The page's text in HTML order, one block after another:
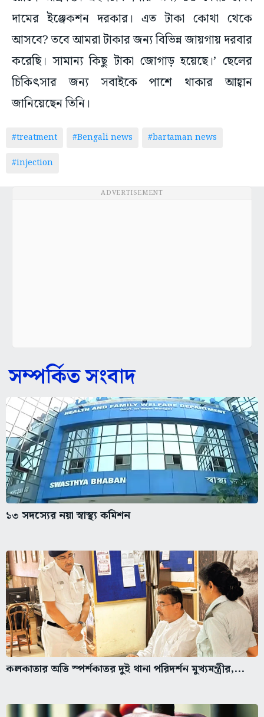
দামের ইঞ্জেকশন দরকার। এত টাকা কোথা থেকে
আসবে? তবে আমরা টাকার জন্য বিভিন্ন জায়গায় দরবার
করেছি। সামান্য কিছু টাকা জোগাড় হয়েছে।’ ছেলের
চিকিৎসার জন্য সবাইকে পাশে থাকার আহ্বান
জানিয়েছেন তিনি।
#treatment #Bengali news
#bartaman news
#injection
ADVERTISEMENT
সম্পর্কিত সংবাদ
১৩ সদস্যের নয়া স্বাস্থ্য কমিশন
কলকাতার অতি স্পর্শকাতর দুই থানা পরিদর্শন মুখ্যমন্ত্রীর,...